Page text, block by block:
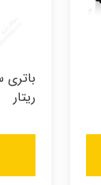
ریتار